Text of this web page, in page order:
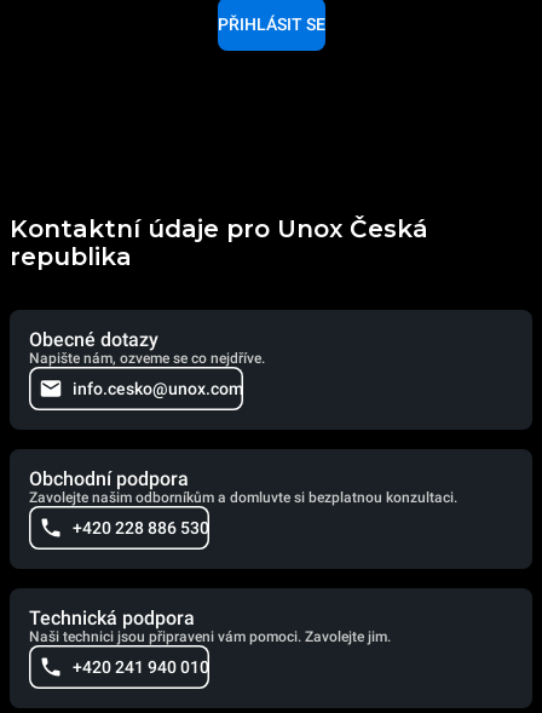
PŘIHLÁSIT SE
Kontaktní údaje pro Unox Česká
republika
Obecné dotazy
Napište nám, ozveme se co nejdříve.
info.cesko@unox.com
Obchodní podpora
Zavolejte našim odborníkům a domluvte si bezplatnou konzultaci.
+420 228 886 530
Technická podpora
Naši technici jsou připraveni vám pomoci. Zavolejte jim.
+420 241 940 010